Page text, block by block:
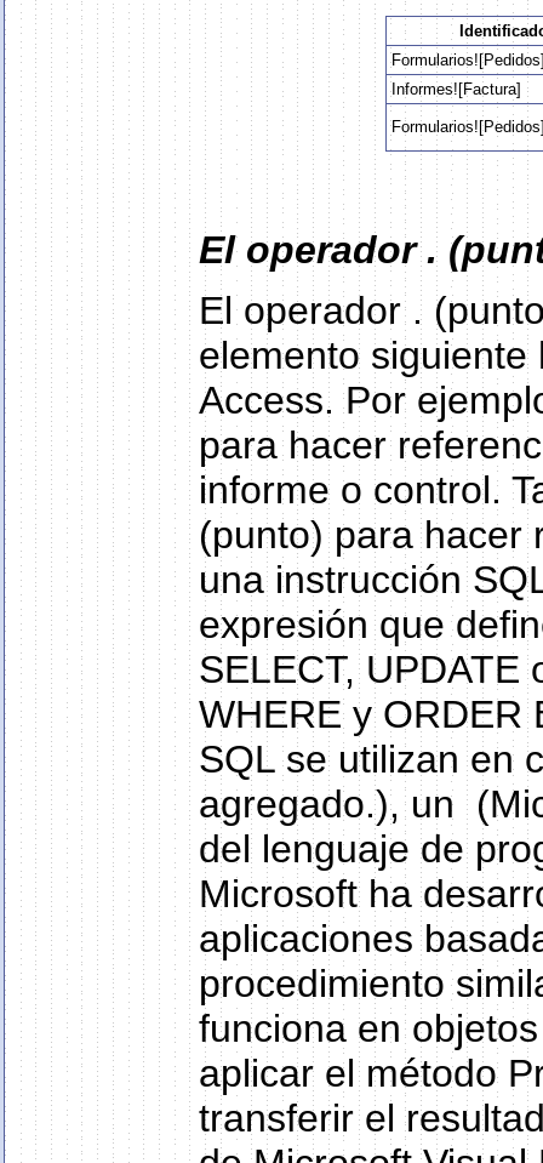
Informes![Factura]
El operador .
El operador .
elemento
Access. Por
para hacer
informe o control.
(punto) para hacer
una instrucción
expresión que
SELECT, UPDATE
WHERE y ORDER
SQL se utilizan en
agregado.), un
del lenguaje de
Microsoft ha
aplicaciones
procedimiento
funciona en
aplicar el método
transferir el